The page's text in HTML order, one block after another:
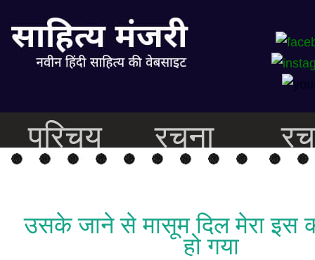
परिचय रचना
उसके जाने से मासूम दिल मेरा इस
हो गया